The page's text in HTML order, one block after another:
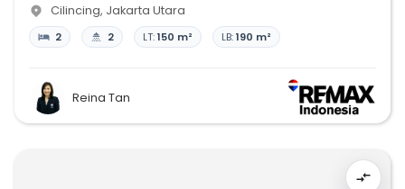
Cilincing, Jakarta Utara
2 2 LT:150 m² LB:190 m²
Reina Tan